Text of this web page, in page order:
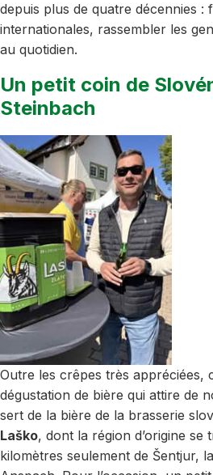
depuis plus de quatre décennies :
internationales, rassembler les
au quotidien.
Un petit coin de
Steinbach
Outre les crêpes très appréciées,
dégustation de bière qui attire de
sert de la bière de la brasserie
Laško, dont la région d’origine se
kilomètres seulement de Šentjur,